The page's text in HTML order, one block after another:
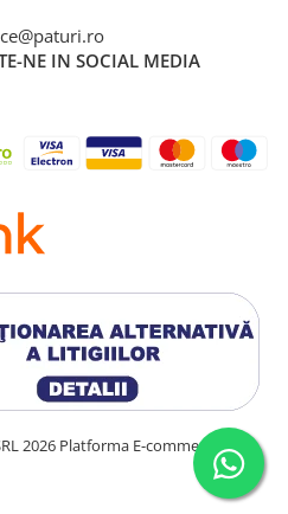
NE IN SOCIAL MEDIA
2026 Platforma E-commerce by